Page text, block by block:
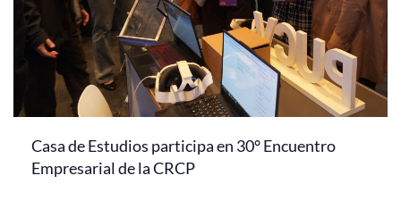
Casa de Estudios participa en 30° Encuentro
Empresarial de la CRCP